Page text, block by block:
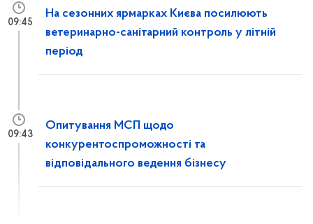
На сезонних ярмарках Києва посилюють
ветеринарно-санітарний контроль у літній
період
09:45
Опитування МСП щодо
конкурентоспроможності та
відповідального ведення бізнесу
09:43